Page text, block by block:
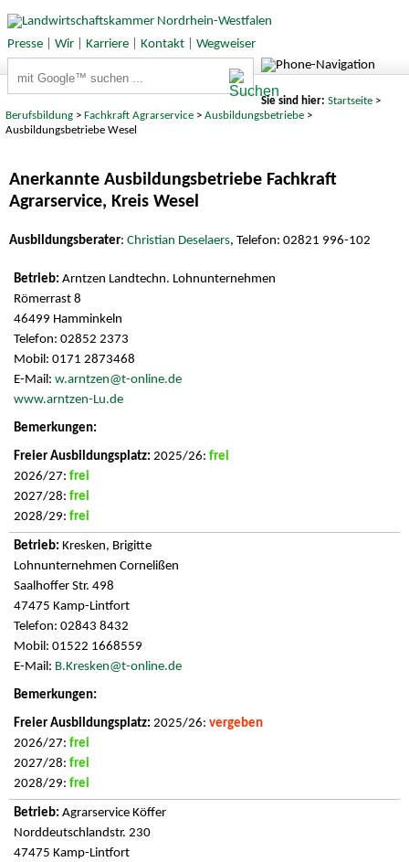
Presse| Wir| Karriere| Kontakt| Wegweiser
Sie sind hier: Startseite>
Berufsbildung >Fachkraft Agrarservice >Ausbildungsbetriebe >
Ausbildungsbetriebe Wesel
Anerkannte Ausbildungsbetriebe Fachkraft
Agrarservice, Kreis Wesel
Ausbildungsberater: Christian Deselaers, Telefon: 02821 996-102
Arntzen Landtechn. Lohnunternehmen
Römerrast 8
46499 Hamminkeln
Telefon: 02852 2373
Mobil: 0171 2873468
E-Mail: w.arntzen@t-online.de
www.arntzen-Lu.de
2025/26: frei
2026/27: frei
2027/28: frei
2028/29: frei
Kresken, Brigitte
Lohnunternehmen Cornelißen
Saalhoffer Str. 498
47475 Kamp-Lintfort
Telefon: 02843 8432
Mobil: 01522 1668559
E-Mail: B.Kresken@t-online.de
2025/26: vergeben
2026/27: frei
2027/28: frei
2028/29: frei
Agrarservice Köffer
Norddeutschlandstr. 230
47475 Kamp-Lintfort